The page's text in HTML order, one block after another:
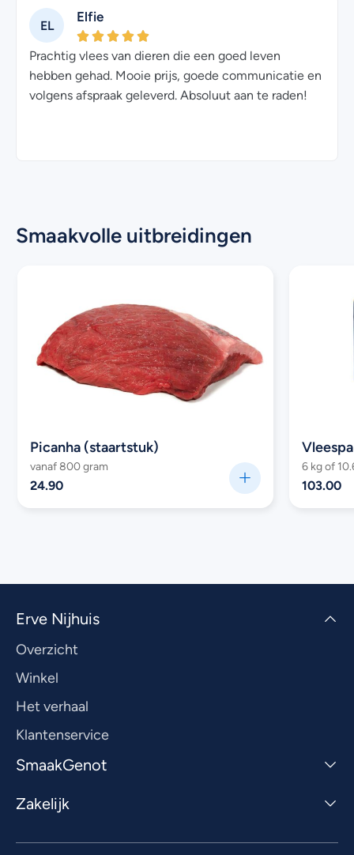
EL
Elfie
Prachtig vlees van dieren die een goed leven
hebben gehad. Mooie prijs, goede communicatie en
volgens afspraak geleverd. Absoluut aan te raden!
Smaakvolle uitbreidingen
Picanha (staartstuk)
vanaf 800 gram
24.90
6 kg of
103.00
Erve Nijhuis
Overzicht
Winkel
Het verhaal
Klantenservice
SmaakGenot
Zakelijk